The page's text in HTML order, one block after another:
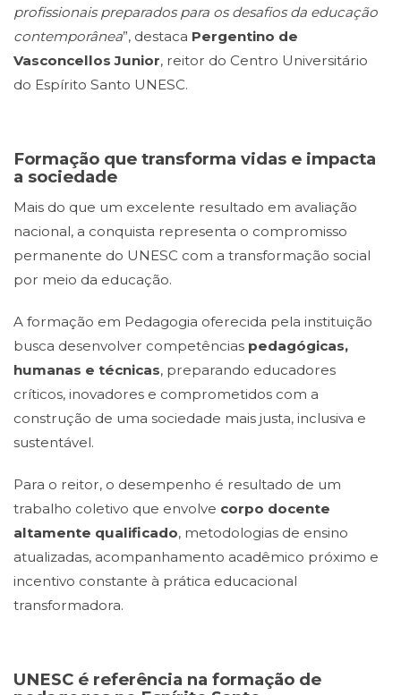
profissionais preparados para os desafios da educação
contemporânea”, destaca Pergentino de
Vasconcellos Junior, reitor do Centro Universitário
do Espírito Santo UNESC.
Formação que transforma vidas e impacta
a sociedade
Mais do que um excelente resultado em avaliação
nacional, a conquista representa o compromisso
permanente do UNESC com a transformação social
por meio da educação.
A formação em Pedagogia oferecida pela instituição
busca desenvolver competências pedagógicas,
humanas e técnicas, preparando educadores
críticos, inovadores e comprometidos com a
construção de uma sociedade mais justa, inclusiva e
sustentável.
Para o reitor, o desempenho é resultado de um
trabalho coletivo que envolve corpo docente
altamente qualificado, metodologias de ensino
atualizadas, acompanhamento acadêmico próximo e
incentivo constante à prática educacional
transformadora.
UNESC é referência na formação de